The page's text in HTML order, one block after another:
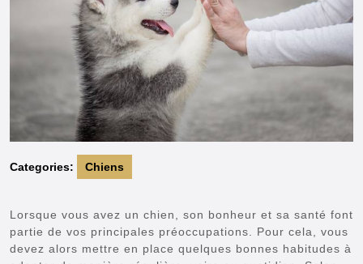
Categories: Chiens
Lorsque vous avez un chien, son bonheur et sa santé font
partie de vos principales préoccupations. Pour cela, vous
devez alors mettre en place quelques bonnes habitudes à